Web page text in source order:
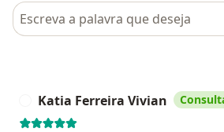
Pesquisar em opiniões
Katia Ferreira Vivian